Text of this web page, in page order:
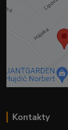
Kontakty